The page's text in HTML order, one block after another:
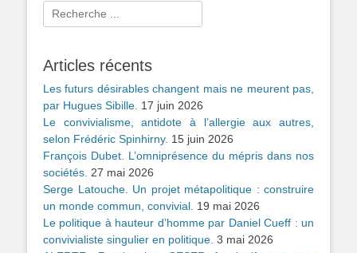
Rechercher :
Articles récents
Les futurs désirables changent mais ne meurent pas,
par Hugues Sibille. 17 juin 2026
Le convivialisme, antidote à l’allergie aux autres,
selon Frédéric Spinhirny. 15 juin 2026
François Dubet. L’omniprésence du mépris dans nos
sociétés. 27 mai 2026
Serge Latouche. Un projet métapolitique : construire
un monde commun, convivial. 19 mai 2026
Le politique à hauteur d’homme par Daniel Cueff : un
convivialiste singulier en politique. 3 mai 2026